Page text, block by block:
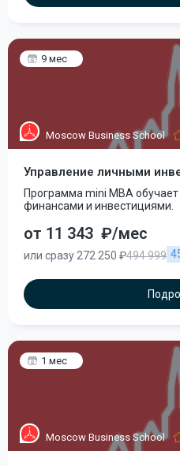
9 мес
Moscow Business School
Управление личными
Программа mini MBA
финансами и инвестициями.
от 11 343 ₽/мес
или сразу 272 250 ₽494 999
1 мес
Moscow Business School